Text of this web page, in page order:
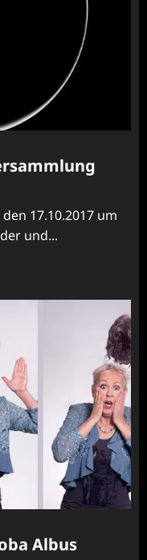
17.10.2017 um
und...
Albus